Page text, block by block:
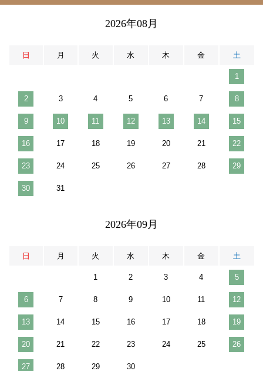
2026年08月
日 月 火 水 木 金 土
1
2 3 4 5 6 7 8
9 10 11 12 13 14 15
16 17 18 19 20 21 22
23 24 25 26 27 28 29
30 31
2026年09月
日 月 火 水 木 金 土
1 2 3 4 5
6 7 8 9 10 11 12
13 14 15 16 17 18 19
20 21 22 23 24 25 26
27 28 29 30